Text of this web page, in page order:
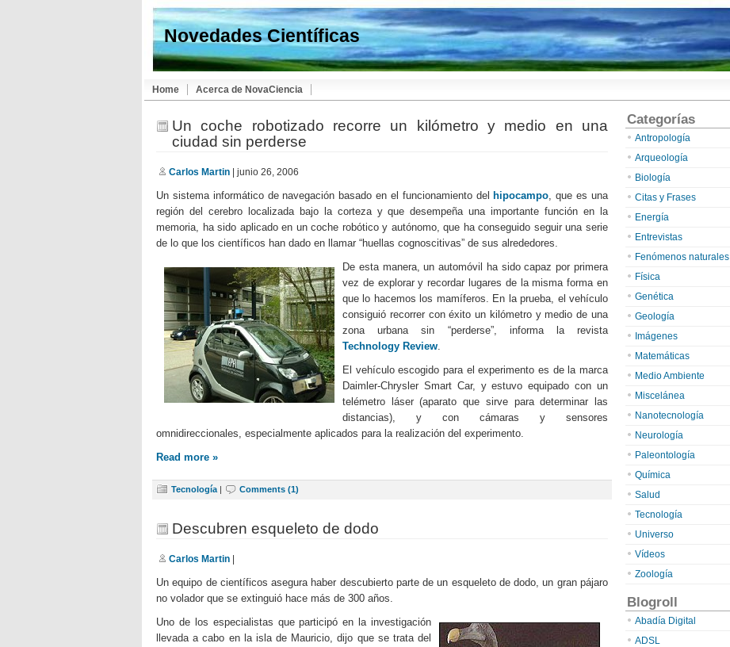
Novedades Científicas
Home Acerca de NovaCiencia
Un coche robotizado recorre un kilómetro y medio en una
ciudad sin perderse
Carlos Martin | junio 26, 2006
Un sistema informático de navegación basado en el funcionamiento del hipocampo, que es una
región del cerebro localizada bajo la corteza y que desempeña una importante función en la
memoria, ha sido aplicado en un coche robótico y autónomo, que ha conseguido seguir una serie
de lo que los científicos han dado en llamar “huellas cognoscitivas” de sus alrededores.
De esta manera, un automóvil ha sido capaz por primera
vez de explorar y recordar lugares de la misma forma en
que lo hacemos los mamíferos. En la prueba, el vehículo
consiguió recorrer con éxito un kilómetro y medio de una
zona urbana sin “perderse”, informa la revista
Technology Review.
El vehículo escogido para el experimento es de la marca
Daimler-Chrysler Smart Car, y estuvo equipado con un
telémetro láser (aparato que sirve para determinar las
distancias), y con cámaras y sensores
omnidireccionales, especialmente aplicados para la realización del experimento.
Read more »
Tecnología | Comments (1)
Descubren esqueleto de dodo
Carlos Martin
Un equipo de científicos asegura haber descubierto parte de un esqueleto de dodo, un gran pájaro
no volador que se extinguió hace más de 300 años.
Uno de los especialistas que participó en la investigación
llevada a cabo en la isla de Mauricio, dijo que se trata del
Categorías
Antropología
Arqueología
Biología
Citas y Frases
Energía
Entrevistas
Fenómenos naturales
Física
Genética
Geología
Imágenes
Matemáticas
Medio Ambiente
Miscelánea
Nanotecnología
Neurología
Paleontología
Química
Salud
Tecnología
Universo
Vídeos
Zoología
Blogroll
Abadía Digital
ADSL